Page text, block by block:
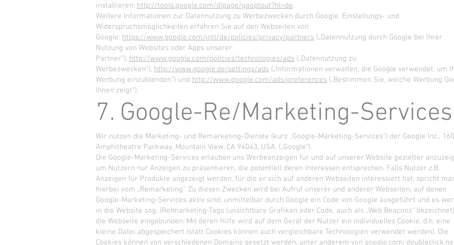
installieren: http://tools.google.com/dlpage/gaoptout?hl=de.
Weitere Informationen zur Datennutzung zu Werbezwecken durch Google, Einstellungs- und
Widerspruchsmöglichkeiten erfahren Sie auf den Webseiten von
Google: https://www.google.com/intl/de/policies/privacy/partners („Datennutzung durch Google bei Ihrer
Nutzung von Websites oder Apps unserer
Partner“), http://www.google.com/policies/technologies/ads („Datennutzung zu
Werbezwecken“), http://www.google.de/settings/ads („Informationen verwalten, die Google verwendet, um
Werbung einzublenden“) und http://www.google.com/ads/preferences („Bestimmen Sie, welche Werbung
Ihnen zeigt“).
7. Google-Re/Marketing-Services
Wir nutzen die Marketing- und Remarketing-Dienste (kurz „Google-Marketing-Services“) der Google Inc.,
Amphitheatre Parkway, Mountain View, CA 94043, USA, („Google“).
Die Google-Marketing-Services erlauben uns Werbeanzeigen für und auf unserer Website gezielter
um Nutzern nur Anzeigen zu präsentieren, die potentiell deren Interessen entsprechen. Falls Nutzer z.B.
Anzeigen für Produkte angezeigt werden, für die er sich auf anderen Webseiten interessiert hat, spricht
hierbei vom „Remarketing“. Zu diesen Zwecken wird bei Aufruf unserer und anderer Webseiten, auf denen
Google-Marketing-Services aktiv sind, unmittelbar durch Google ein Code von Google ausgeführt und es
in die Website sog. (Re)marketing-Tags (unsichtbare Grafiken oder Code, auch als „Web Beacons“
die Webseite eingebunden. Mit deren Hilfe wird auf dem Gerät der Nutzer ein individuelles Cookie, d.h. eine
kleine Datei abgespeichert (statt Cookies können auch vergleichbare Technologien verwendet werden). Die
Cookies können von verschiedenen Domains gesetzt werden, unter anderem von google.com,